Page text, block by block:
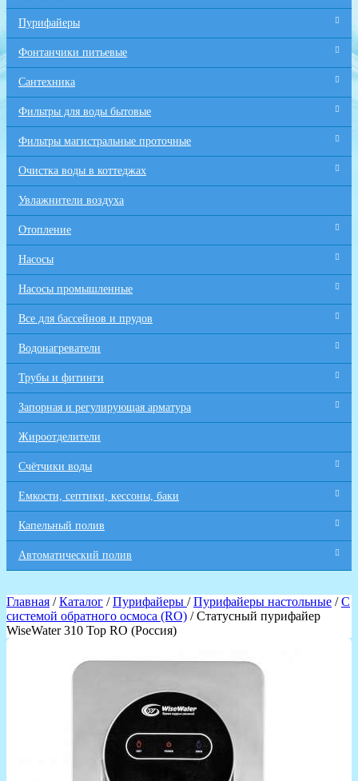
Пурифайеры
Фонтанчики питьевые
Сантехника
Фильтры для воды бытовые
Фильтры магистральные проточные
Очистка воды в коттеджах
Увлажнители воздуха
Отопление
Насосы
Насосы промышленные
Все для бaссейнов и прудов
Водонагреватели
Трубы и фитинги
Запорная и регулирующая арматура
Жироотделители
Счётчики воды
Емкости, септики, кессоны, баки
Капельный полив
Автоматический полив
Главная /Каталог /Пурифайеры /Пурифайеры настольные /С
системой обратного осмоса (RO) / Статусный пурифайер
WiseWater 310 Top RO (Россия)